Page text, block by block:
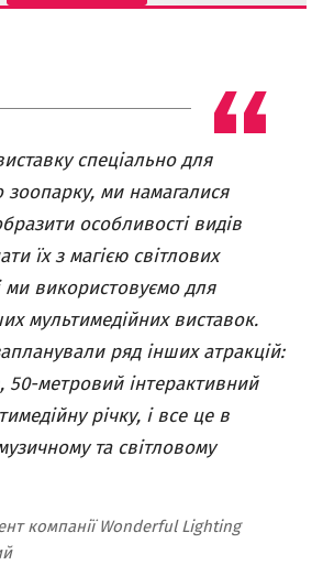
спеціально для
зоопарку, ми намагалися
особливості видів
їх з магією світлових
ми використовуємо для
мультимедійних виставок.
ряд інших атракцій:
50-метровий інтерактивний
річку, і все це в
та світловому
компанії Wonderful Lighting